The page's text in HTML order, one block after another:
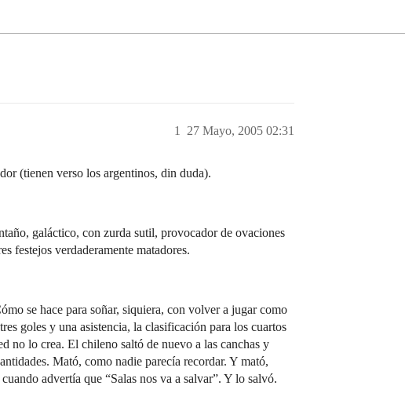
27 Mayo, 2005 02:31
1
(tienen verso los argentinos, din duda).
galáctico, con zurda sutil, provocador de ovaciones
festejos verdaderamente matadores.
se hace para soñar, siquiera, con volver a jugar como
goles y una asistencia, la clasificación para los cuartos
no lo crea. El chileno saltó de nuevo a las canchas y
Mató, como nadie parecía recordar. Y mató,
advertía que “Salas nos va a salvar”. Y lo salvó.